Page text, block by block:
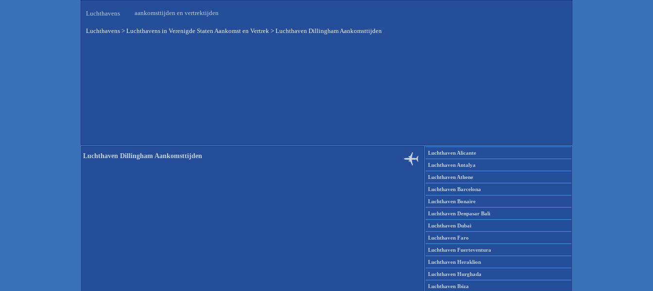
Luchthavens aankomsttijden en vertrektijden
Luchthavens > Luchthavens in Verenigde Staten Aankomst en Vertrek > Luchthaven Dillingham Aankomsttijden
Luchthaven Dillingham Aankomsttijden Luchthaven Alicante
Luchthaven Antalya
Luchthaven Athene
Luchthaven Barcelona
Luchthaven Bonaire
Luchthaven Denpasar Bali
Luchthaven Dubai
Luchthaven Faro
Luchthaven Fuerteventura
Luchthaven Heraklion
Luchthaven Hurghada
Luchthaven Ibiza